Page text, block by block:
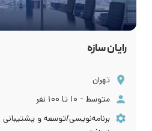
رایان سازه
تهران
متوسط - ۱۰ تا ۱۰۰ نفر
برنامه‌نویسی/توسعه و پشتیبانی